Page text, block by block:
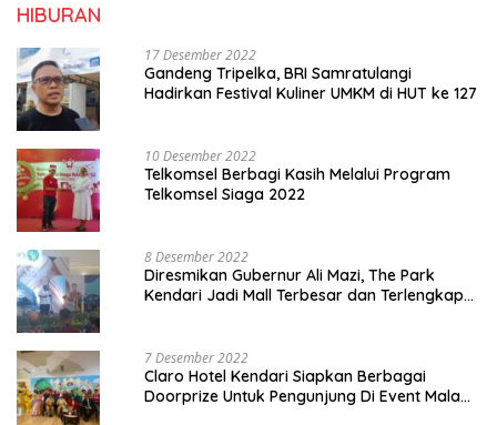
HIBURAN
17 Desember 2022
Gandeng Tripelka, BRI Samratulangi
Hadirkan Festival Kuliner UMKM di HUT ke 127
10 Desember 2022
Telkomsel Berbagi Kasih Melalui Program
Telkomsel Siaga 2022
8 Desember 2022
Diresmikan Gubernur Ali Mazi, The Park
Kendari Jadi Mall Terbesar dan Terlengkap
7 Desember 2022
Claro Hotel Kendari Siapkan Berbagai
Doorprize Untuk Pengunjung Di Event Malam